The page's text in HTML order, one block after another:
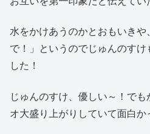
水をかけあうのかとおもいき
で！」というのでじゅんのすけ
した！
じゅんのすけ、優しい～！で
オ大盛り上がりしていて面白か